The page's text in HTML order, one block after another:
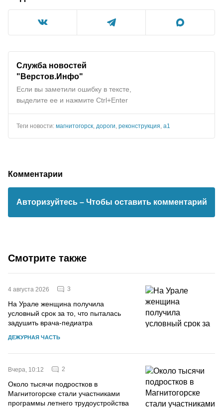
Служба новостей
"Верстов.Инфо"
Если вы заметили ошибку в тексте,
выделите ее и нажмите Ctrl+Enter
Теги новости: магнитогорск дороги реконструкция а1
Комментарии
Авторизуйтесь – Чтобы оставить комментарий
Смотрите также
4 августа 2026 3
На Урале женщина получила
условный срок за то, что пыталась
задушить врача-педиатра
ДЕЖУРНАЯ ЧАСТЬ
Вчера, 10:12 2
Около тысячи подростков в
Магнитогорске стали участниками
программы летнего трудоустройства